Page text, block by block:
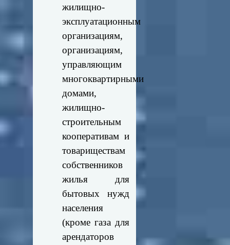
жилищно-
эксплуатационным
организациям,
организациям,
управляющим
многоквартирными
домами,
жилищно-
строительным
кооперативам и
товариществам
собственников
жилья для
бытовых нужд
населения
(кроме газа для
арендаторов